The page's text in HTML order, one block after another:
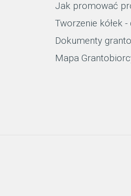
Jak promować
Tworzenie kółek
Dokumenty
Mapa